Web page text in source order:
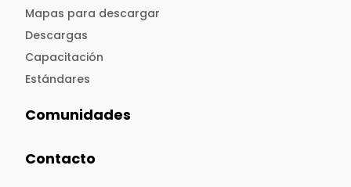
Mapas para descargar
Descargas
Capacitación
Estándares
Comunidades
Contacto